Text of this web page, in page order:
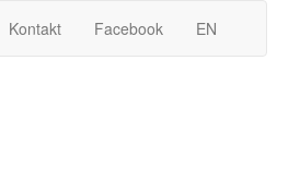
Kontakt Facebook EN